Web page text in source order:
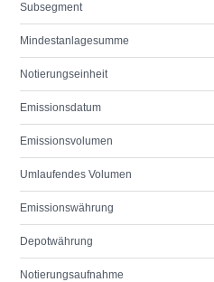
Subsegment
Mindestanlagesumme
Notierungseinheit
Emissionsdatum
Emissionsvolumen
Umlaufendes Volumen
Emissionswährung
Depotwährung
Notierungsaufnahme